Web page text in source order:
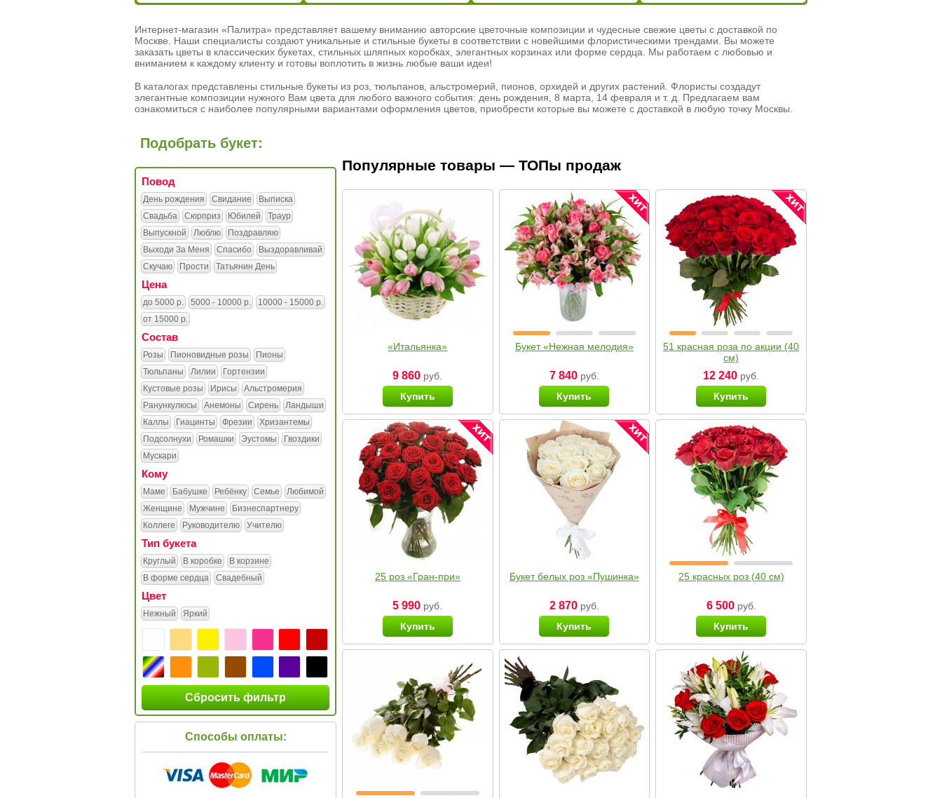
Интернет-магазин «Палитра» представляет вашему вниманию авторские цветочные композиции и чудесные свежие цветы с доставкой по
Москве. Наши специалисты создают уникальные и стильные букеты в соответствии с новейшими флористическими трендами. Вы можете
заказать цветы в классических букетах, стильных шляпных коробках, элегантных корзинах или форме сердца. Мы работаем с любовью и
вниманием к каждому клиенту и готовы воплотить в жизнь любые ваши идеи!
В каталогах представлены стильные букеты из роз, тюльпанов, альстромерий, пионов, орхидей и других растений. Флористы создадут
элегантные композиции нужного Вам цвета для любого важного события: день рождения, 8 марта, 14 февраля и т. д. Предлагаем вам
ознакомиться с наиболее популярными вариантами оформления цветов, приобрести которые вы можете с доставкой в любую точку Москвы.
Подобрать букет:
Повод
День рождения Свидание
Выписка
Свадьба
Сюрприз Юбилей
Траур
Выпускной
Люблю
Поздравляю
Выходи За Меня
Спасибо
Выздоравливай
Скучаю
Прости Татьянин День
Цена
до 5000 р. 5000 - 10000 р.
10000 - 15000 р.
от 15000 р.
Состав
Розы Пионовидные розы
Пионы
Тюльпаны
Лилии
Гортензии
Кустовые розы
Ирисы
Альстромерия
Ранункулюсы
Анемоны Сирень
Ландыши
Каллы
Гиацинты Фрезии
Хризантемы
Подсолнухи
Ромашки Эустомы
Гвоздики
Мускари
Кому
Маме Бабушке Ребёнку Семье
Любимой
Женщине
Мужчине
Бизнеспартнеру
Коллеге
Руководителю Учителю
Тип букета
Круглый В коробке
В корзине
В форме сердца
Свадебный
Цвет
Нежный Яркий
Сбросить фильтр
Способы оплаты:
Популярные товары — ТОПы продаж
«Итальянка»
9 860 руб.
Купить
Букет «Нежная мелодия»
7 840руб.
Купить
51 красная роза по акции (40
см)
12 240 руб.
Купить
25 роз «Гран-при»
5 990 руб.
Купить
Букет белых роз «Пушинка»
2 870руб.
Купить
25 красных роз (40 см)
6 500руб.
Купить